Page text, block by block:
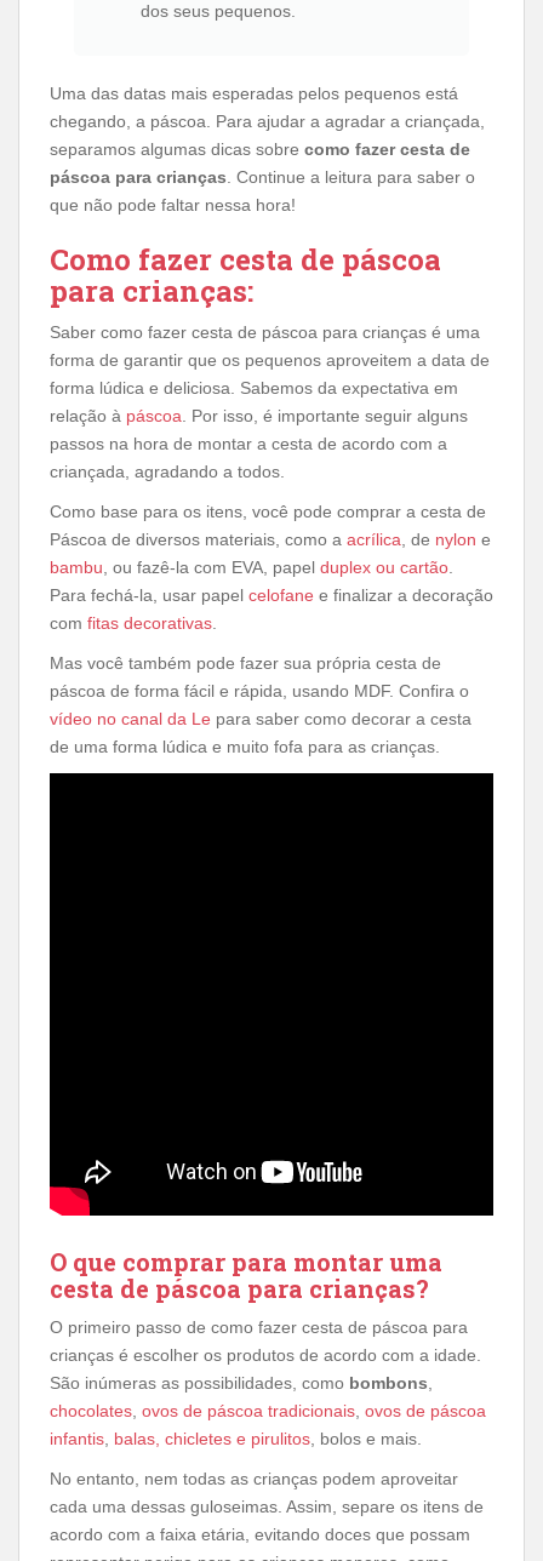
dos seus pequenos.
Uma das datas mais esperadas pelos pequenos está
chegando, a páscoa. Para ajudar a agradar a criançada,
separamos algumas dicas sobre como fazer cesta de
páscoa para crianças. Continue a leitura para saber o
que não pode faltar nessa hora!
Como fazer cesta de páscoa
para crianças:
Saber como fazer cesta de páscoa para crianças é uma
forma de garantir que os pequenos aproveitem a data de
forma lúdica e deliciosa. Sabemos da expectativa em
relação à páscoa. Por isso, é importante seguir alguns
passos na hora de montar a cesta de acordo com a
criançada, agradando a todos.
Como base para os itens, você pode comprar a cesta de
Páscoa de diversos materiais, como a acrílica, de nylon e
bambu, ou fazê-la com EVA, papel duplex ou cartão.
Para fechá-la, usar papel celofane e finalizar a decoração
com fitas decorativas.
Mas você também pode fazer sua própria cesta de
páscoa de forma fácil e rápida, usando MDF. Confira o
vídeo no canal da Le para saber como decorar a cesta
de uma forma lúdica e muito fofa para as crianças.
O que comprar para montar uma
cesta de páscoa para crianças?
O primeiro passo de como fazer cesta de páscoa para
crianças é escolher os produtos de acordo com a idade.
São inúmeras as possibilidades, como bombons,
chocolates, ovos de páscoa tradicionais, ovos de páscoa
infantis, balas, chicletes e pirulitos, bolos e mais.
No entanto, nem todas as crianças podem aproveitar
cada uma dessas guloseimas. Assim, separe os itens de
acordo com a faixa etária, evitando doces que possam